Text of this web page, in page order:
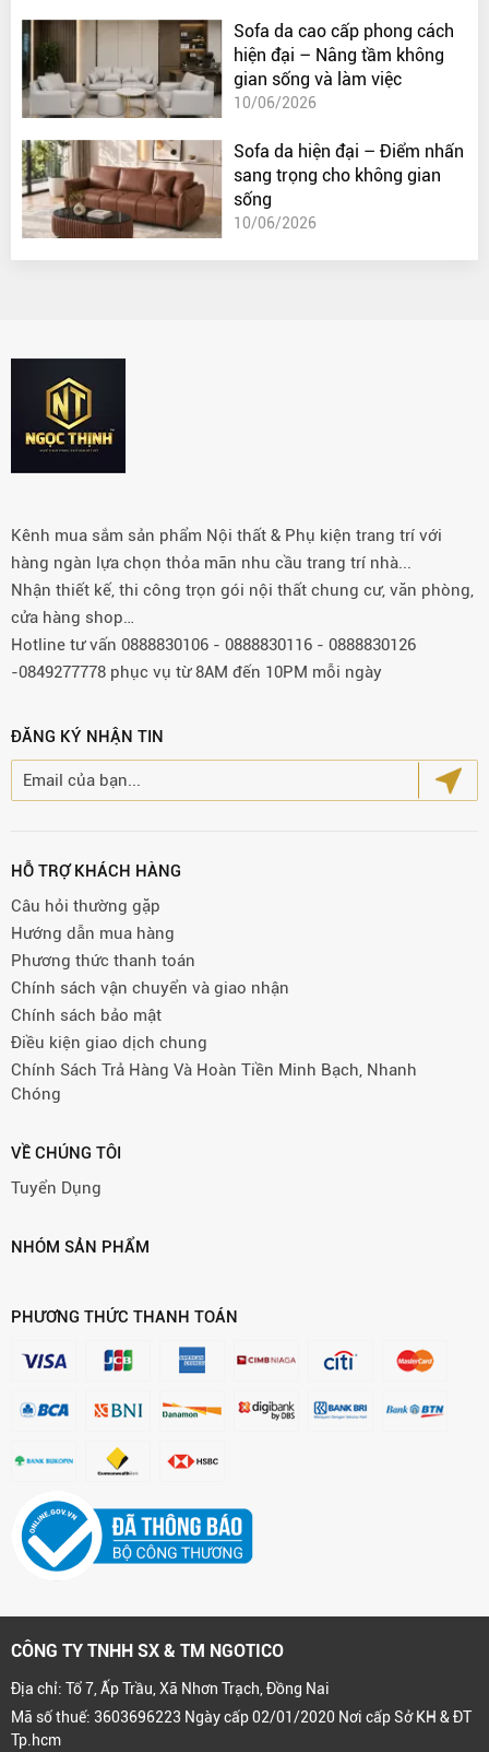
Sofa da cao cấp phong cách
hiện đại – Nâng tầm không
gian sống và làm việc
10/06/2026
Sofa da hiện đại – Điểm nhấn
sang trọng cho không gian
sống
10/06/2026
Kênh mua sắm sản phẩm Nội thất & Phụ kiện trang trí với
hàng ngàn lựa chọn thỏa mãn nhu cầu trang trí nhà...
Nhận thiết kế, thi công trọn gói nội thất chung cư, văn phòng,
cửa hàng shop…
Hotline tư vấn 0888830106 - 0888830116 - 0888830126
-0849277778 phục vụ từ 8AM đến 10PM mỗi ngày
ĐĂNG KÝ NHẬN TIN
HỖ TRỢ KHÁCH HÀNG
Câu hỏi thường gặp
Hướng dẫn mua hàng
Phương thức thanh toán
Chính sách vận chuyển và giao nhận
Chính sách bảo mật
Điều kiện giao dịch chung
Chính Sách Trả Hàng Và Hoàn Tiền Minh Bạch, Nhanh
Chóng
VỀ CHÚNG TÔI
Tuyển Dụng
NHÓM SẢN PHẨM
PHƯƠNG THỨC THANH TOÁN
CÔNG TY TNHH SX & TM NGOTICO
Địa chỉ: Tổ 7, Ấp Trầu, Xã Nhơn Trạch, Đồng Nai
Mã số thuế: 3603696223 Ngày cấp 02/01/2020 Nơi cấp Sở KH & ĐT
Tp.hcm